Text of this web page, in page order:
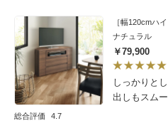
た。引き出
す。手前の
軽く移動さ
ずでき、埃
トを探しま
満足です。
総合評価 4.7
ナチュラル
￥79,900
しっかりと
出しもスム